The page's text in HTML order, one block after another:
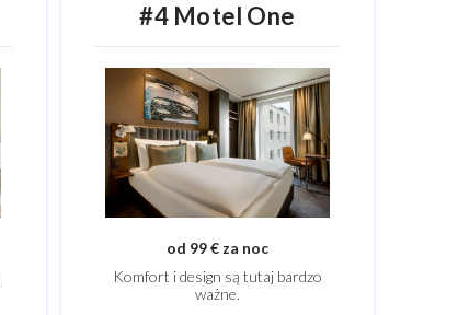
#4 Motel One
od 99 € za noc
Komfort i design są tutaj bardzo
ważne.